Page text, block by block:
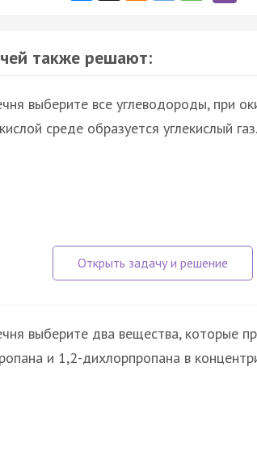
также решают:
выберите все углеводороды, при
среде образуется углекислый газ.
выберите два вещества, которые
и 1,2-дихлорпропана в